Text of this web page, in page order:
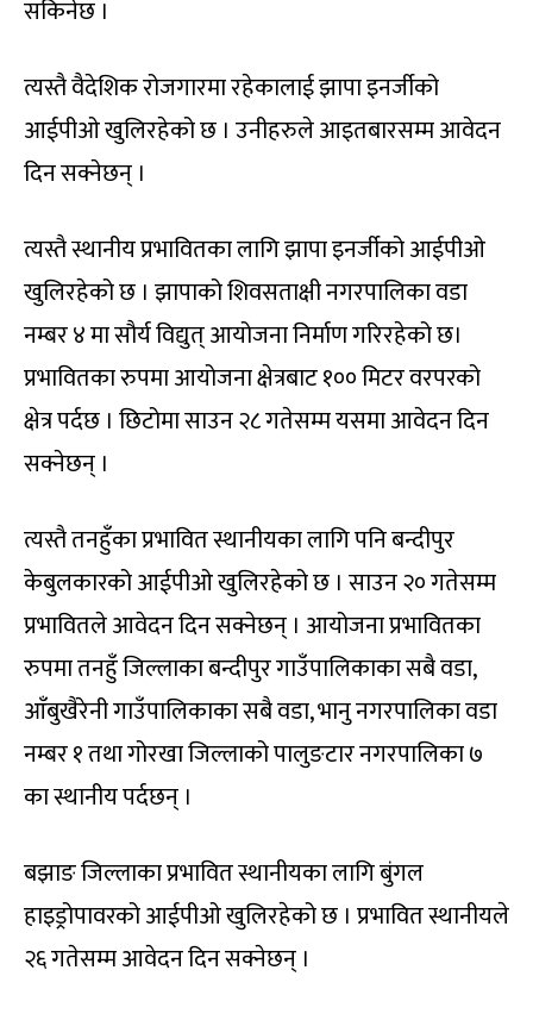
सकिनेछ ।
त्यस्तै वैदेशिक रोजगारमा रहेकालाई झापा इनर्जीको
आईपीओ खुलिरहेको छ । उनीहरुले आइतबारसम्म आवेदन
दिन सक्नेछन् ।
त्यस्तै स्थानीय प्रभावितका लागि झापा इनर्जीको आईपीओ
खुलिरहेको छ । झापाको शिवसताक्षी नगरपालिका वडा
नम्बर ४ मा सौर्य विद्युत् आयोजना निर्माण गरिरहेको छ।
प्रभावितका रुपमा आयोजना क्षेत्रबाट १०० मिटर वरपरको
क्षेत्र पर्दछ । छिटोमा साउन २८ गतेसम्म यसमा आवेदन दिन
सक्नेछन् ।
त्यस्तै तनहुँका प्रभावित स्थानीयका लागि पनि बन्दीपुर
केबुलकारको आईपीओ खुलिरहेको छ । साउन २० गतेसम्म
प्रभावितले आवेदन दिन सक्नेछन् । आयोजना प्रभावितका
रुपमा तनहुँ जिल्लाका बन्दीपुर गाउँपालिकाका सबै वडा,
आँबुखैरेनी गाउँपालिकाका सबै वडा, भानु नगरपालिका वडा
नम्बर १ तथा गोरखा जिल्लाको पालुङटार नगरपालिका ७
का स्थानीय पर्दछन् ।
बझाङ जिल्लाका प्रभावित स्थानीयका लागि बुंगल
हाइड्रोपावरको आईपीओ खुलिरहेको छ । प्रभावित स्थानीयले
२६ गतेसम्म आवेदन दिन सक्नेछन् ।